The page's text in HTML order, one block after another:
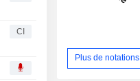
CI
Plus de notations